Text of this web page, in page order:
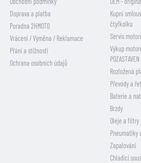
Doprava a platba
Poradna 2HMOTO
Vrácení / Výměna / Reklamace
Přání a stížnosti
Ochrana osobních údajů
Kupní
čtyřkolku
Servis
Výkup
POZASTAVEN
Rozložená
Převody a
Baterie a
Brzdy
Oleje a filtry
Pneumatiky
Zapalování
Chladicí